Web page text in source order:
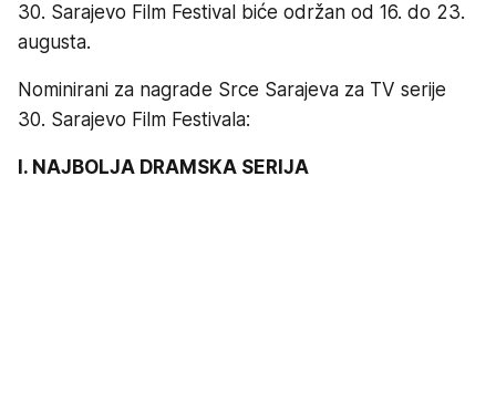
30. Sarajevo Film Festival biće održan od 16. do 23.
augusta.
Nominirani za nagrade Srce Sarajeva za TV serije
30. Sarajevo Film Festivala:
I. NAJBOLJA DRAMSKA SERIJA